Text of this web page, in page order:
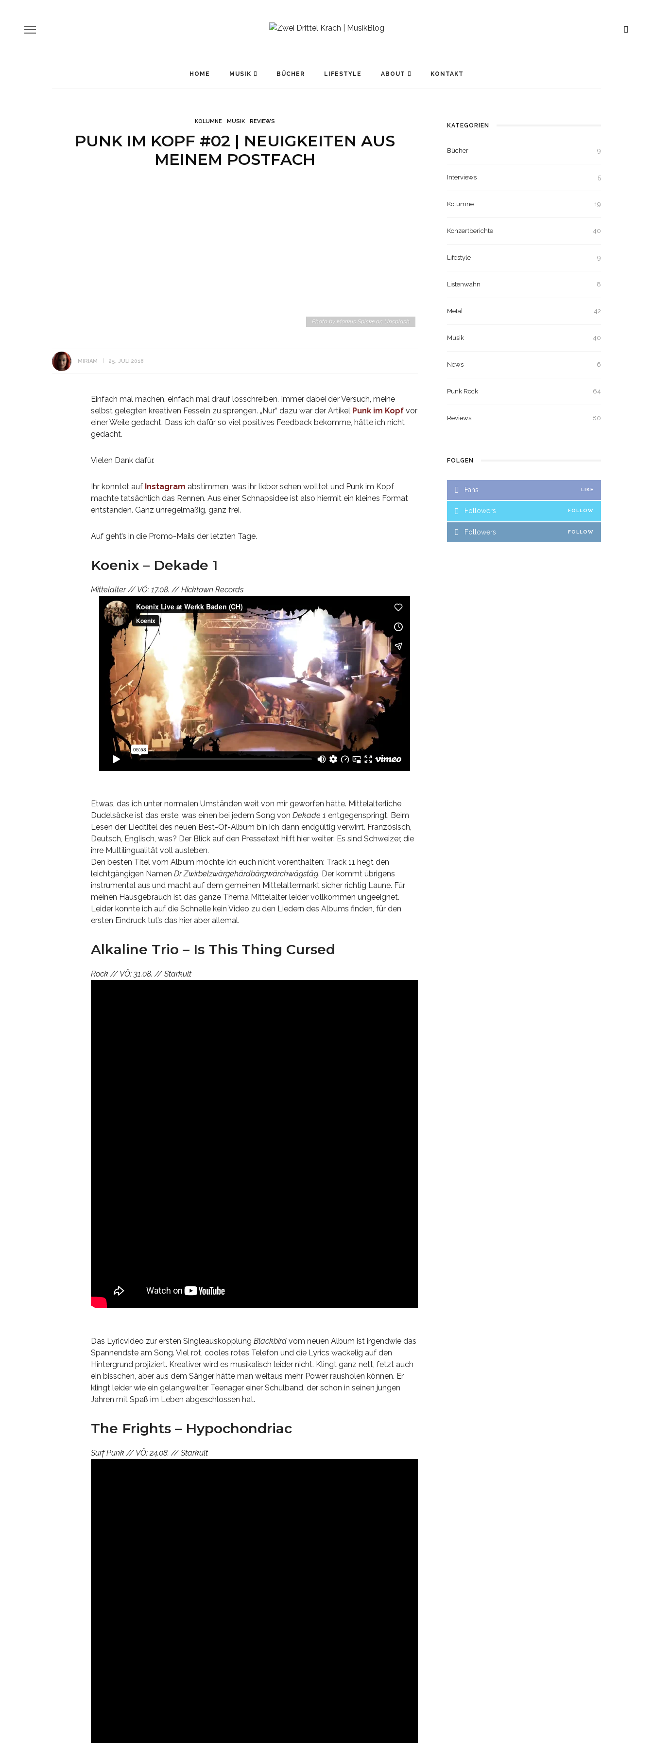
HOME MUSIK BÜCHER LIFESTYLE ABOUT KONTAKT
KOLUMNE MUSIK REVIEWS
PUNK IM KOPF #02 | NEUIGKEITEN AUS
MEINEM POSTFACH
Photo by Markus Spiske on Unsplash
MIRIAM 25. JULI 2018
Einfach mal machen, einfach mal drauf losschreiben. Immer dabei der Versuch, meine
selbst gelegten kreativen Fesseln zu sprengen. „Nur“ dazu war der Artikel Punk im Kopf vor
einer Weile gedacht. Dass ich dafür so viel positives Feedback bekomme, hätte ich nicht
gedacht.
Vielen Dank dafür.
Ihr konntet auf Instagram abstimmen, was ihr lieber sehen wolltet und Punk im Kopf
machte tatsächlich das Rennen. Aus einer Schnapsidee ist also hiermit ein kleines Format
entstanden. Ganz unregelmäßig, ganz frei.
Auf geht’s in die Promo-Mails der letzten Tage.
Koenix – Dekade 1
Mittelalter // VÖ: 17.08. // Hicktown Records
Etwas, das ich unter normalen Umständen weit von mir geworfen hätte. Mittelalterliche
Dudelsäcke ist das erste, was einen bei jedem Song von Dekade 1 entgegenspringt. Beim
Lesen der Liedtitel des neuen Best-Of-Album bin ich dann endgültig verwirrt. Französisch,
Deutsch, Englisch, was? Der Blick auf den Pressetext hilft hier weiter: Es sind Schweizer, die
ihre Multilingualität voll ausleben.
Den besten Titel vom Album möchte ich euch nicht vorenthalten: Track 11 hegt den
leichtgängigen Namen Dr Zwirbelzwärgehärdbärgwärchwägstäg. Der kommt übrigens
instrumental aus und macht auf dem gemeinen Mittelaltermarkt sicher richtig Laune. Für
meinen Hausgebrauch ist das ganze Thema Mittelalter leider vollkommen ungeeignet.
Leider konnte ich auf die Schnelle kein Video zu den Liedern des Albums finden, für den
ersten Eindruck tut’s das hier aber allemal.
Alkaline Trio – Is This Thing Cursed
Rock // VÖ: 31.08. // Starkult
Das Lyricvideo zur ersten Singleauskopplung Blackbird vom neuen Album ist irgendwie das
Spannendste am Song. Viel rot, cooles rotes Telefon und die Lyrics wackelig auf den
Hintergrund projiziert. Kreativer wird es musikalisch leider nicht. Klingt ganz nett, fetzt auch
ein bisschen, aber aus dem Sänger hätte man weitaus mehr Power rausholen können. Er
klingt leider wie ein gelangweilter Teenager einer Schulband, der schon in seinen jungen
Jahren mit Spaß im Leben abgeschlossen hat.
The Frights – Hypochondriac
Surf Punk // VÖ: 24.08. // Starkult
KATEGORIEN
Bücher 9
Interviews 5
Kolumne 19
Konzertberichte 40
Lifestyle 9
Listenwahn 8
Metal 42
Musik 40
News 6
Punk Rock 64
Reviews 80
FOLGEN
Fans LIKE
Followers FOLLOW
Followers FOLLOW